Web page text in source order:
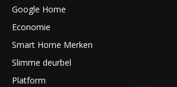
Google Home
Economie
Smart Home Merken
Slimme deurbel
Platform